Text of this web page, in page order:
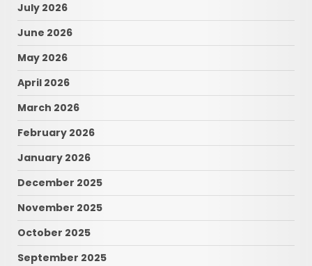
July 2026
June 2026
May 2026
April 2026
March 2026
February 2026
January 2026
December 2025
November 2025
October 2025
September 2025